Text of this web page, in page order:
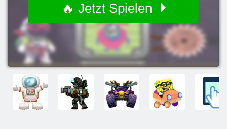
🔥 Jetzt Spielen